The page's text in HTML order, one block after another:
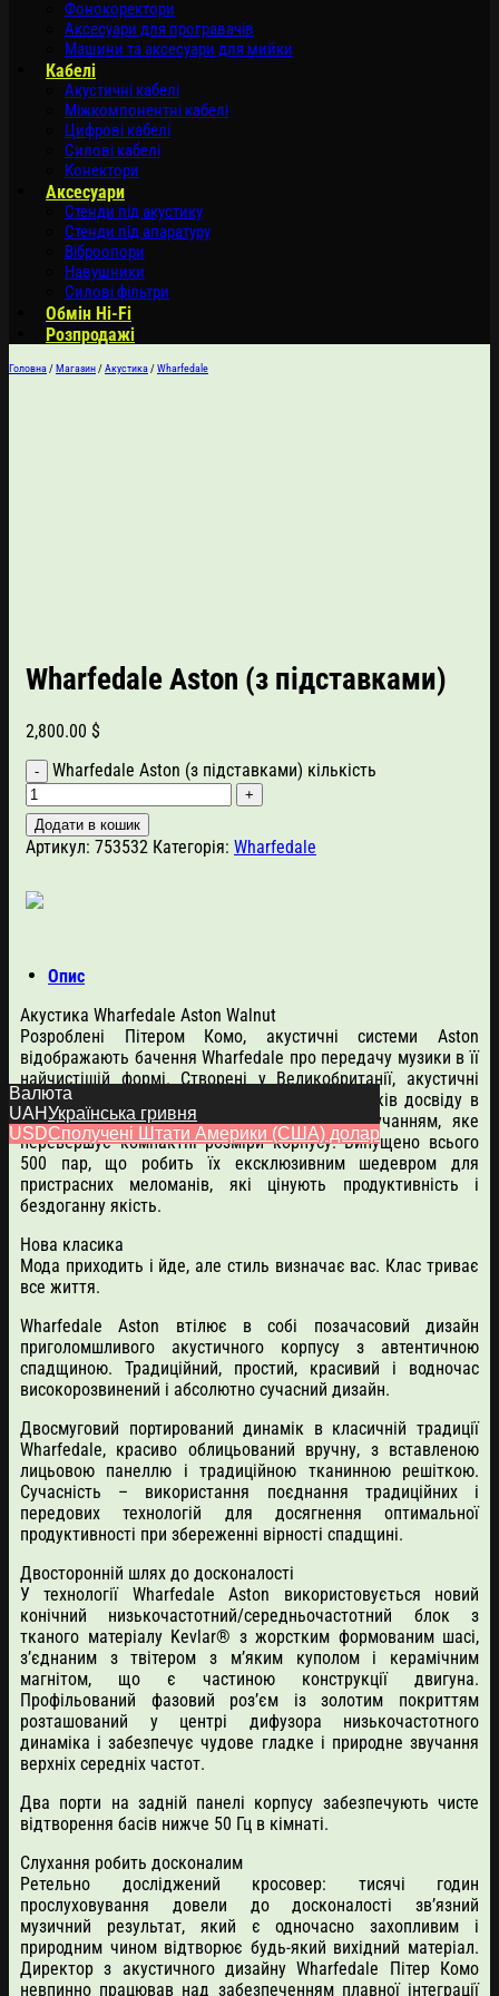
Фонокоректори
Аксесуари для програвачів
Машини та аксесуари для мийки
Кабелі
Акустичні кабелі
Міжкомпонентні кабелі
Цифрові кабелі
Силові кабелі
Конектори
Аксесуари
Стенди під акустику
Стенди під апаратуру
Віброопори
Навушники
Силові фільтри
Обмін Hi-Fi
Розпродажі
Головна /Магазин /Акустика /Wharfedale
Wharfedale Aston (з підставками)
2,800.00 $
Wharfedale Aston (з підставками) кількість
Додати в кошик
Артикул: 753532 Категорія: Wharfedale
Опис
Акустика Wharfedale Aston Walnut
Розроблені Пітером Комо, акустичні системи Aston
відображають бачення Wharfedale про передачу музики в її
найчистішій формі. Створені у Великобританії, акустичні
системи Aston поєднують в собі понад 40 років досвіду в
акустичному проєктуванні з винятковим звучанням, яке
перевершує компактні розміри корпусу. Випущено всього
500 пар, що робить їх ексклюзивним шедевром для
пристрасних меломанів, які цінують продуктивність і
бездоганну якість.
Нова класика
Мода приходить і йде, але стиль визначає вас. Клас триває
все життя.
Wharfedale Aston втілює в собі позачасовий дизайн
приголомшливого акустичного корпусу з автентичною
спадщиною. Традиційний, простий, красивий і водночас
високорозвинений і абсолютно сучасний дизайн.
Двосмуговий портирований динамік в класичній традиції
Wharfedale, красиво облицьований вручну, з вставленою
лицьовою панеллю і традиційною тканинною решіткою.
Сучасність – використання поєднання традиційних і
передових технологій для досягнення оптимальної
продуктивності при збереженні вірності спадщині.
Двосторонній шлях до досконалості
У технології Wharfedale Aston використовується новий
конічний низькочастотний/середньочастотний блок з
тканого матеріалу Kevlar® з жорстким формованим шасі,
з’єднаним з твітером з м’яким куполом і керамічним
магнітом, що є частиною конструкції двигуна.
Профільований фазовий роз’єм із золотим покриттям
розташований у центрі дифузора низькочастотного
динаміка і забезпечує чудове гладке і природне звучання
верхніх середніх частот.
Два порти на задній панелі корпусу забезпечують чисте
відтворення басів нижче 50 Гц в кімнаті.
Слухання робить досконалим
Ретельно досліджений кросовер: тисячі годин
прослуховування довели до досконалості зв’язний
музичний результат, який є одночасно захопливим і
природним чином відтворює будь-який вихідний матеріал.
Директор з акустичного дизайну Wharfedale Пітер Комо
невпинно працював над забезпеченням плавної інтеграції
Валюта
UAHУкраїнська гривня
USDСполучені Штати Америки (США) долар